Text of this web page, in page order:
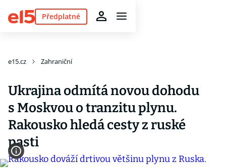
Předplatné
e15.cz Zahraniční
Ukrajina odmítá novou dohodu
s Moskvou o tranzitu plynu.
Rakousko hledá cesty z ruské
pasti